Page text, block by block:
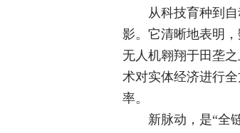
从科技育种到
影。它清晰地表明
无人机翱翔于田垄
术对实体经济进行
率。
新脉动，是“全